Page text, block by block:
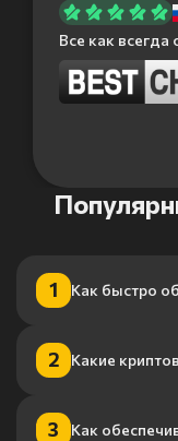
Все как всегда
1 Как быстро
Транзакции
благодаря нашему
2 Какие
Мы поддерживаем
3 Как